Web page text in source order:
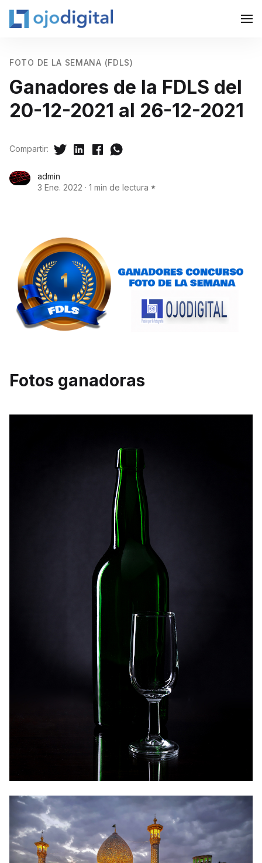
FOTO DE LA SEMANA (FDLS)
Ganadores de la FDLS del
20-12-2021 al 26-12-2021
admin
3 Ene. 2022 · 1 min de lectura
Compartir:
Fotos ganadoras